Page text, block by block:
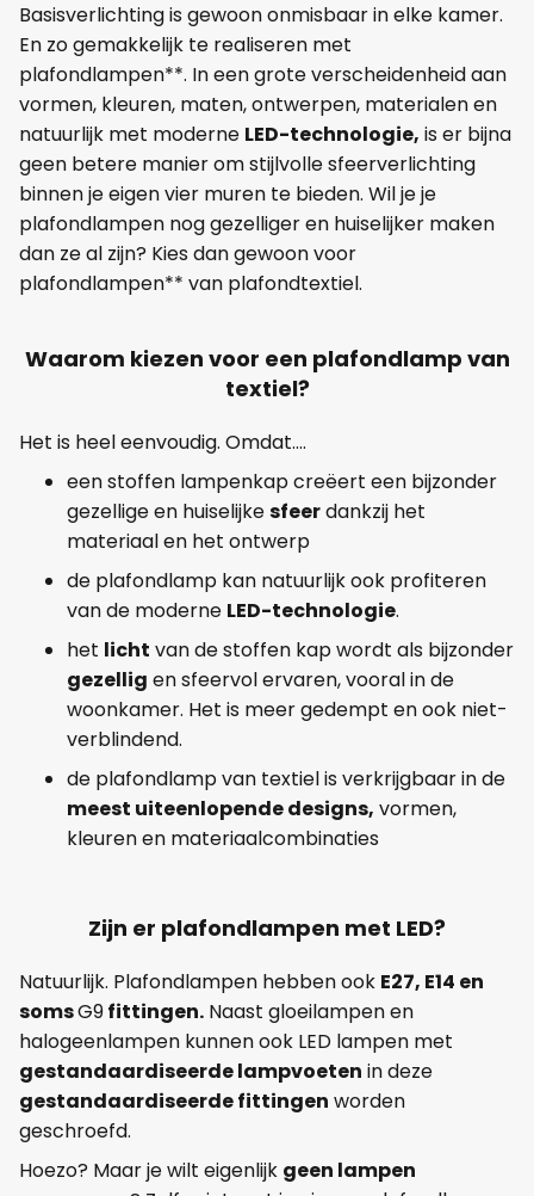
Basisverlichting is gewoon onmisbaar in elke kamer.
En zo gemakkelijk te realiseren met
plafondlampen**. In een grote verscheidenheid aan
vormen, kleuren, maten, ontwerpen, materialen en
natuurlijk met moderne LED-technologie, is er bijna
geen betere manier om stijlvolle sfeerverlichting
binnen je eigen vier muren te bieden. Wil je je
plafondlampen nog gezelliger en huiselijker maken
dan ze al zijn? Kies dan gewoon voor
plafondlampen** van plafondtextiel.
Waarom kiezen voor een plafondlamp van
textiel?
Het is heel eenvoudig. Omdat....
een stoffen lampenkap creëert een bijzonder
gezellige en huiselijkesfeerdankzij het
materiaal en het ontwerp
de plafondlamp kan natuurlijk ook profiteren
van de moderne LED-technologie.
het licht van de stoffen kap wordt als bijzonder
gezellig en sfeervol ervaren, vooral in de
woonkamer. Het is meer gedempt en ook niet-
verblindend.
de plafondlamp van textiel is verkrijgbaar in de
meest uiteenlopende designs, vormen,
kleuren en materiaalcombinaties
Zijn er plafondlampen met LED?
Natuurlijk. Plafondlampen hebben ook E27, E14 en
somsG9fittingen. Naast gloeilampen en
halogeenlampen kunnen ook LED lampen met
gestandaardiseerde lampvoeten in deze
gestandaardiseerde fittingen worden
geschroefd.
Hoezo? Maar je wilt eigenlijk geen lampen